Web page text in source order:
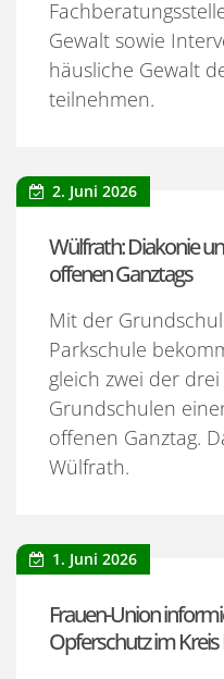
Gewalt sowie
häusliche Gewalt
teilnehmen.
Wülfrath: Diakonie
offenen Ganztags
2. Juni 2026
Mit der
Parkschule
gleich zwei der
Grundschulen
offenen Ganztag.
Wülfrath.
Frauen-Union
Opferschutz im
1. Juni 2026